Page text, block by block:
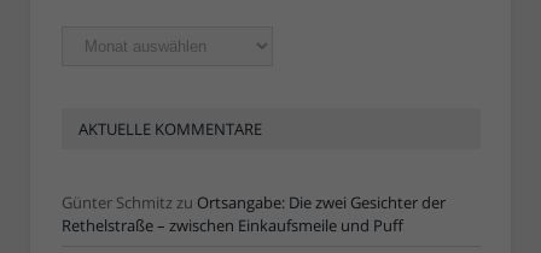
Ältere
Artikel
AKTUELLE KOMMENTARE
Günter Schmitz zu Ortsangabe: Die zwei Gesichter der
Rethelstraße – zwischen Einkaufsmeile und Puff